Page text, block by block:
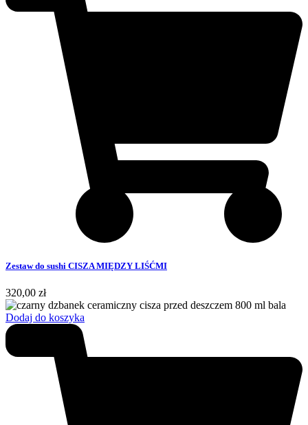
Zestaw do sushi CISZA MIĘDZY LIŚĆMI
320,00 zł
Dodaj do koszyka